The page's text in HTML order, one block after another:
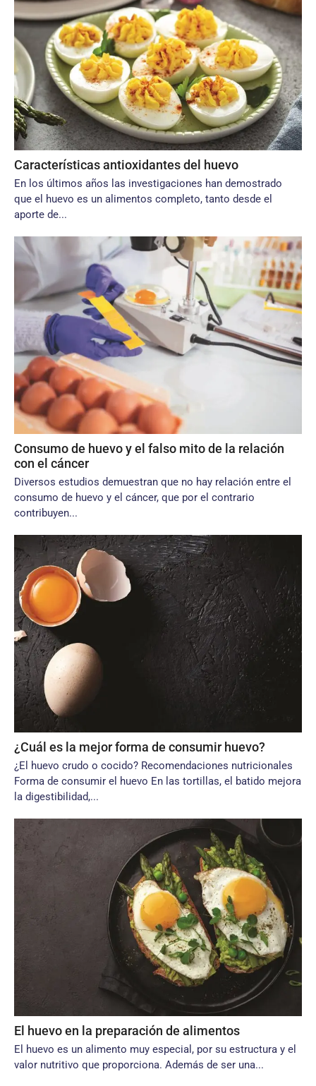
Características antioxidantes del huevo
En los últimos años las investigaciones han demostrado
que el huevo es un alimentos completo, tanto desde el
aporte de...
Consumo de huevo y el falso mito de la relación
con el cáncer
Diversos estudios demuestran que no hay relación entre el
consumo de huevo y el cáncer, que por el contrario
contribuyen...
¿Cuál es la mejor forma de consumir huevo?
¿El huevo crudo o cocido? Recomendaciones nutricionales
Forma de consumir el huevo En las tortillas, el batido mejora
la digestibilidad,...
El huevo en la preparación de alimentos
El huevo es un alimento muy especial, por su estructura y el
valor nutritivo que proporciona. Además de ser una...